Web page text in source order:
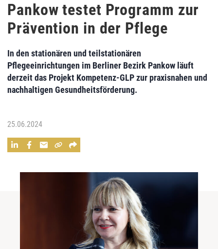
Pankow testet Programm zur
Prävention in der Pflege
In den stationären und teilstationären
Pflegeeinrichtungen im Berliner Bezirk Pankow läuft
derzeit das Projekt Kompetenz-GLP zur praxisnahen und
nachhaltigen Gesundheitsförderung.
25.06.2024